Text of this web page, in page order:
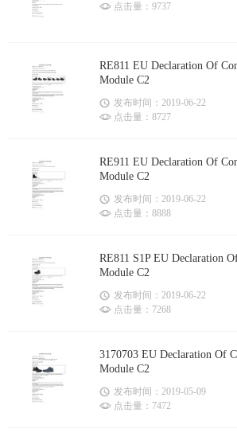
点击量：9737
RE811 EU Declaration Of
Module C2
发布时间：2019-06-22
点击量：8727
RE911 EU Declaration Of
Module C2
发布时间：2019-06-22
点击量：8888
RE811 S1P EU Declaration
Module C2
发布时间：2019-06-22
点击量：7268
3170703 EU Declaration Of
Module C2
发布时间：2019-05-09
点击量：7472